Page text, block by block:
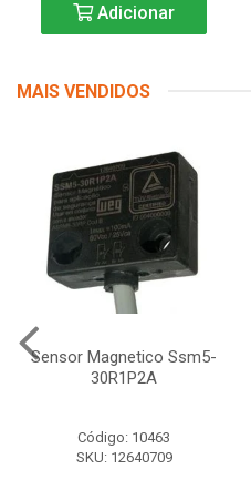
Adicionar
MAIS VENDIDOS
Sensor Magnetico Ssm5-
30R1P2A
Código: 10463
SKU: 12640709